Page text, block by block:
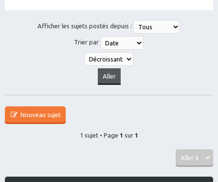
Afficher les sujets postés depuis :
Trier par
Nouveau sujet
1 sujet • Page 1 sur 1
Aller à